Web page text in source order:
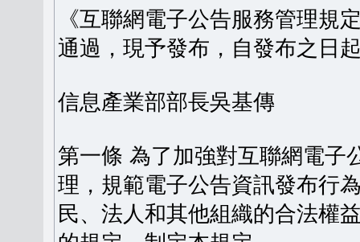
《互聯網電子公告服務管理規
通過，現予發布，自發布之日
信息產業部部長吳基傳
第一條 為了加強對互聯網電子
理，規範電子公告資訊發布行
民、法人和其他組織的合法權